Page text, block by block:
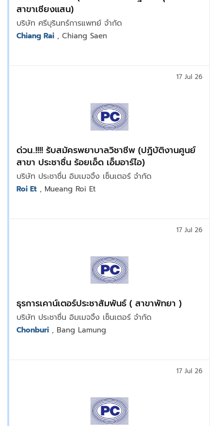
สาขาเชียงแสน)
บริษัท ศรีบุรินทร์การแพทย์ จำกัด
Chiang Rai , Chiang Saen
ด่วน..!!!! รับสมัครพยาบาลวิชาชีพ (ปฏิบัติงานศูนย์
สาขา ประชาชื่น ร้อยเอ็ด เอ็มอาร์ไอ)
บริษัท ประชาชื่น อิมเมจจิ้ง เซ็นเตอร์ จำกัด
17 Jul 26
Roi Et , Mueang Roi Et
ธุรการเคาน์เตอร์ประชาสัมพันธ์ ( สาขาพัทยา )
บริษัท ประชาชื่น อิมเมจจิ้ง เซ็นเตอร์ จำกัด
17 Jul 26
Chonburi , Bang Lamung
17 Jul 26